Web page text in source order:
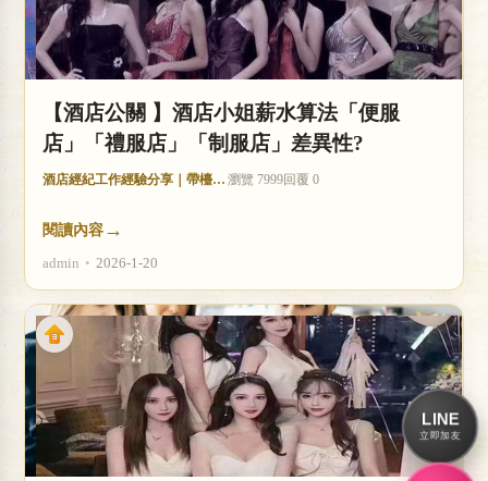
【酒店公關 】酒店小姐薪水算法「便服
店」「禮服店」「制服店」差異性?
酒店經紀工作經驗分享｜帶檯技巧與收入分析 瀏覽 7999回覆 0
閱讀內容 →
admin • 2026-1-20
LINE
立即加友